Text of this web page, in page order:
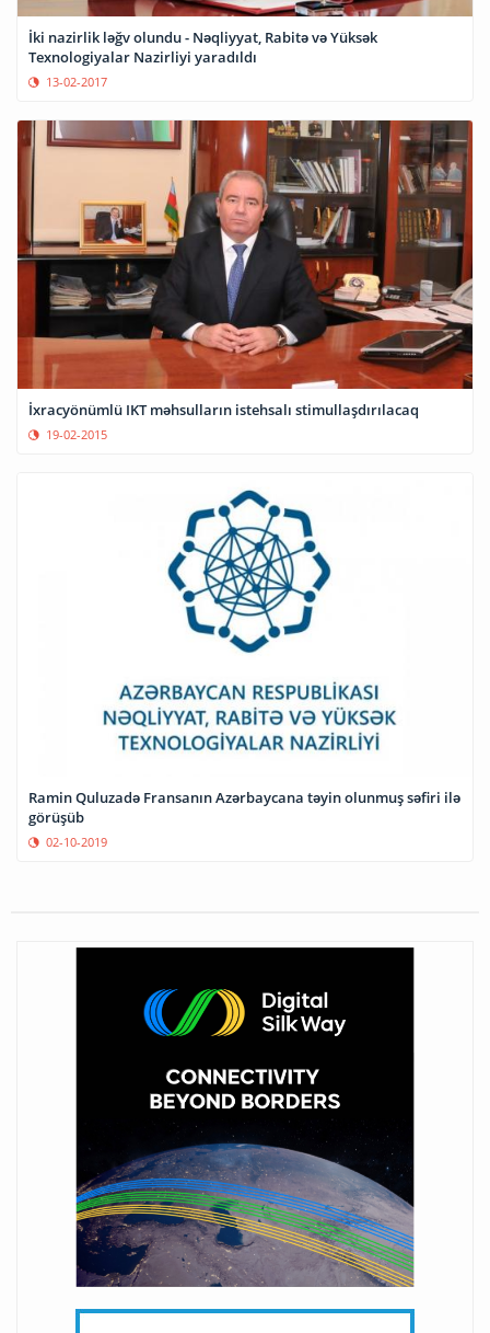
İki nazirlik ləğv olundu - Nəqliyyat, Rabitə və Yüksək
Texnologiyalar Nazirliyi yaradıldı
13-02-2017
İxracyönümlü IKT məhsulların istehsalı stimullaşdırılacaq
19-02-2015
Ramin Quluzadə Fransanın Azərbaycana təyin olunmuş səfiri ilə
görüşüb
02-10-2019